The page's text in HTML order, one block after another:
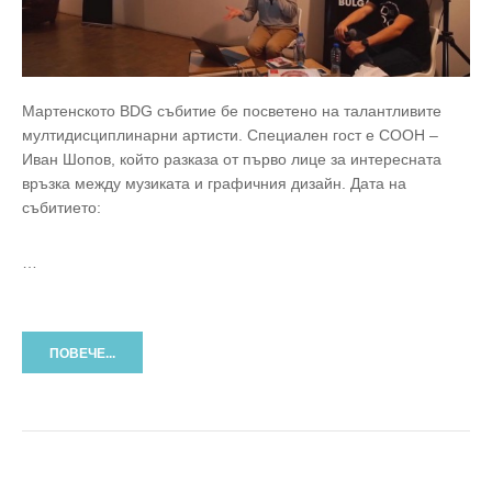
Мартенското BDG събитие бе посветено на талантливите
мултидисциплинарни артисти. Специален гост е COOH –
Иван Шопов, който разказа от първо лице за интересната
връзка между музиката и графичния дизайн. Дата на
събитието:
…
ПОВЕЧЕ...